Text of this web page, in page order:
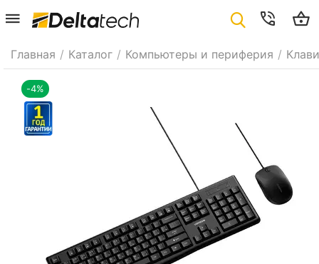
Главная / Каталог / Компьютеры и периферия /
-4%